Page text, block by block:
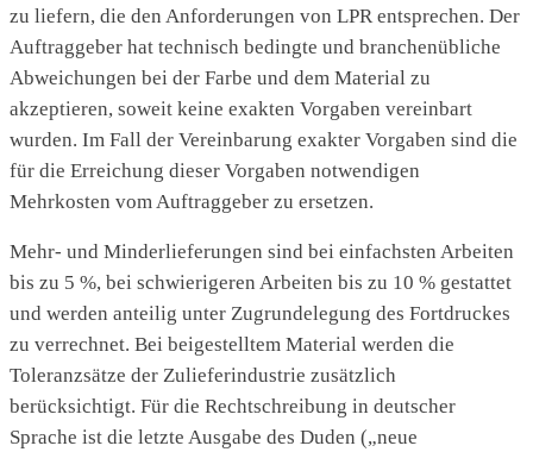
zu liefern, die den Anforderungen von LPR entsprechen. Der
Auftraggeber hat technisch bedingte und branchenübliche
Abweichungen bei der Farbe und dem Material zu
akzeptieren, soweit keine exakten Vorgaben vereinbart
wurden. Im Fall der Vereinbarung exakter Vorgaben sind die
für die Erreichung dieser Vorgaben notwendigen
Mehrkosten vom Auftraggeber zu ersetzen.
Mehr- und Minderlieferungen sind bei einfachsten Arbeiten
bis zu 5 %, bei schwierigeren Arbeiten bis zu 10 % gestattet
und werden anteilig unter Zugrundelegung des Fortdruckes
zu verrechnet. Bei beigestelltem Material werden die
Toleranzsätze der Zulieferindustrie zusätzlich
berücksichtigt. Für die Rechtschreibung in deutscher
Sprache ist die letzte Ausgabe des Duden („neue